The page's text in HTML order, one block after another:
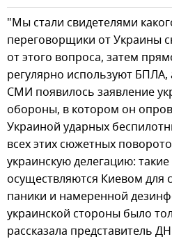
"Мы стали свидетелями
переговорщики от Украины
от этого вопроса, затем
регулярно используют БПЛА,
СМИ появилось заявление
обороны, в котором он
Украиной ударных
всех этих сюжетных
украинскую делегацию:
осуществляются Киевом для
паники и намеренной
украинской стороны было
рассказала представитель